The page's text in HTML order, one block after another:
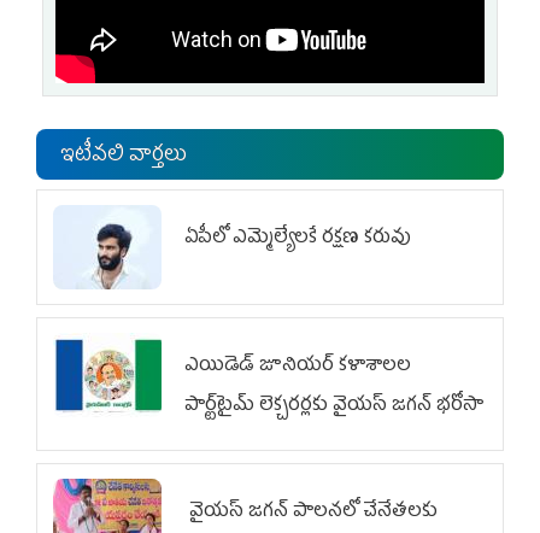
ఇటీవలి వార్తలు
ఏపీలో ఎమ్మెల్యేల‌కే ర‌క్ష‌ణ క‌రువు
ఎయిడెడ్‌ జూనియర్‌ కళాశాలల
పార్ట్‌టైమ్‌ లెక్చరర్లకు వైయ‌స్ జగన్ భరోసా
వైయ‌స్ జగన్ పాలనలో చేనేతలకు